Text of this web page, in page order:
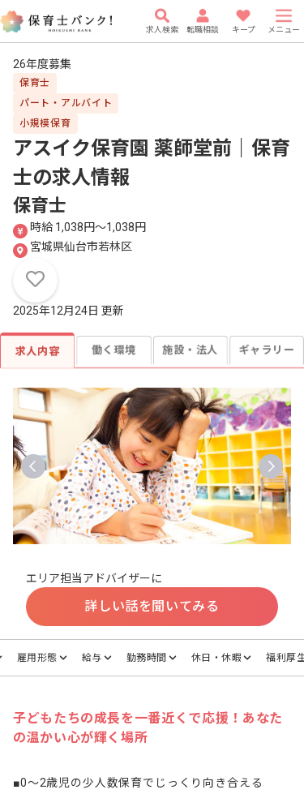
求人検索 転職相談 キープ メニュー
26年度募集
保育士
パート・アルバイト
小規模保育
アスイク保育園 薬師堂前｜保育
士の求人情報
保育士
時給 1,038円〜1,038円
宮城県仙台市若林区
2025年12月24日 更新
求人内容 働く環境 施設・法人 ギャラリー
エリア担当アドバイザーに
詳しい話を聞いてみる
雇用形態 給与 勤務時間 休日・休暇 福利厚生
子どもたちの成長を一番近くで応援！あなた
の温かい心が輝く場所
■0～2歳児の少人数保育でじっくり向き合える